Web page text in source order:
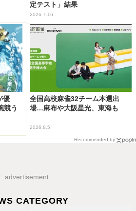
定テスト」結果
2026.7.16
優
競う
全国高校麻雀32チーム本選出
場…麻布や大阪星光、東海も
2026.8.5
Recommended by
advertisement
CATEGORY